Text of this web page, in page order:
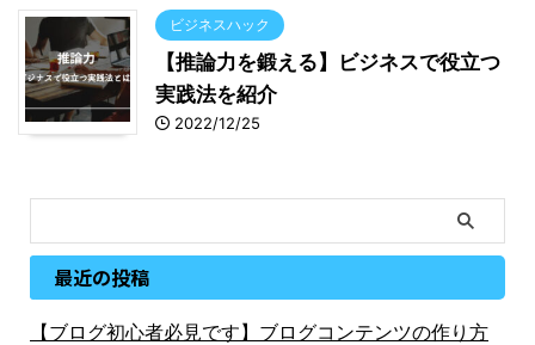
ビジネスハック
【推論力を鍛える】ビジネスで役立つ
実践法を紹介
2022/12/25
最近の投稿
【ブログ初心者必見です】ブログコンテンツの作り方